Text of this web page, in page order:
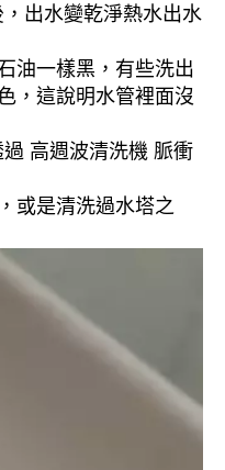
出水變乾淨熱水出水
油一樣黑，有些洗出
，這說明水管裡面沒
高週波清洗機 脈衝
或是清洗過水塔之